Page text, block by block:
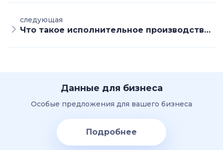
следующая
Что такое исполнительное производство: стадии, сроки и особенности
Данные для бизнеса
Особые предложения для вашего бизнеса
Подробнее